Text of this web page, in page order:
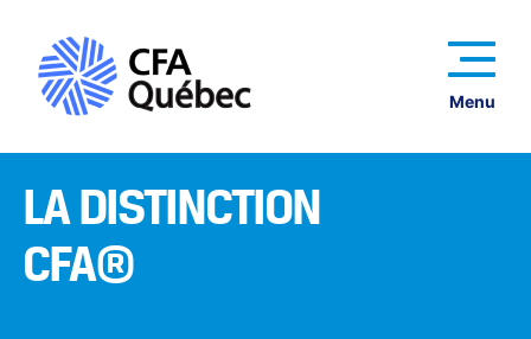
Menu
LA DISTINCTION
CFA®